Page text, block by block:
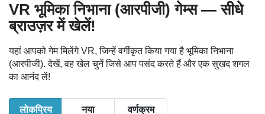
VR भूमिका निभाना (आरपीजी) गेम्स — सीधे
ब्राउज़र में खेलें!
यहां आपको गेम मिलेंगे VR, जिन्हें वर्गीकृत किया गया है भूमिका निभाना
(आरपीजी). देखें, वह खेल चुनें जिसे आप पसंद करते हैं और एक सुखद शगल
का आनंद लें!
लोकप्रिय नया वर्णक्रम